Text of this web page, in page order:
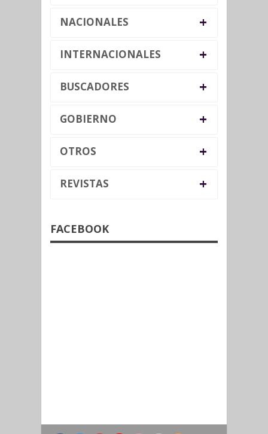
NACIONALES +
INTERNACIONALES +
BUSCADORES +
GOBIERNO +
OTROS +
REVISTAS +
FACEBOOK